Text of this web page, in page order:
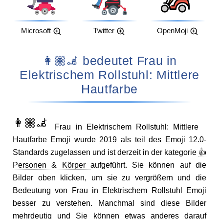
Microsoft Twitter OpenMoji
👩🏽‍🦼 bedeutet Frau in
Elektrischem Rollstuhl: Mittlere
Hautfarbe
👩🏽‍🦼
Frau in Elektrischem Rollstuhl: Mittlere
Hautfarbe Emoji wurde 2019 als teil des Emoji 12.0-
Standards zugelassen und ist derzeit in der kategorie 👍
Personen & Körper aufgeführt. Sie können auf die
Bilder oben klicken, um sie zu vergrößern und die
Bedeutung von Frau in Elektrischem Rollstuhl Emoji
besser zu verstehen. Manchmal sind diese Bilder
mehrdeutig und Sie können etwas anderes darauf